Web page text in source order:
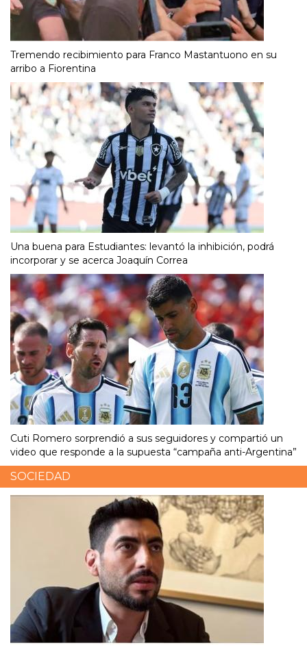
Tremendo recibimiento para Franco Mastantuono en su
arribo a Fiorentina
Una buena para Estudiantes: levantó la inhibición, podrá
incorporar y se acerca Joaquín Correa
Cuti Romero sorprendió a sus seguidores y compartió un
video que responde a la supuesta “campaña anti-Argentina”
SOCIEDAD